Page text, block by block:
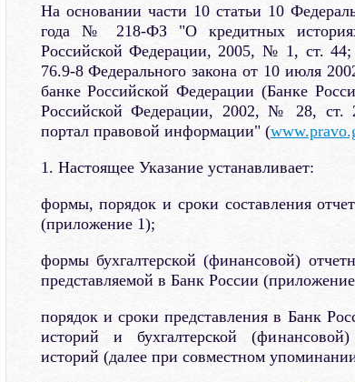
На основании части 10 статьи 10
года № 218-ФЗ "О кредитных историях"
Российской Федерации, 2005, № 1, ст.
76.9-8 Федерального закона от 10 июля
банке Российской Федерации (Банке
Российской Федерации, 2002, № 28, ст.
портал правовой информации" (
1. Настоящее Указание устанавливает:
формы, порядок и сроки составления
(приложение 1);
формы бухгалтерской (финансовой)
представляемой в Банк России
порядок и сроки представления в Банк
историй и бухгалтерской
историй (далее при совместном